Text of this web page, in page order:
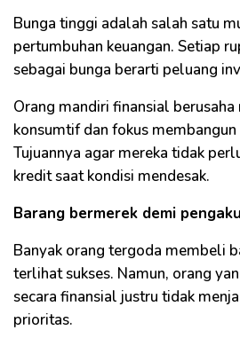
Bunga tinggi adalah salah satu
pertumbuhan keuangan. Setiap
sebagai bunga berarti peluang
Orang mandiri finansial
konsumtif dan fokus
Tujuannya agar mereka tidak
kredit saat kondisi mendesak.
Barang bermerek demi
Banyak orang tergoda membeli
terlihat sukses. Namun, orang
secara finansial justru tidak
prioritas.